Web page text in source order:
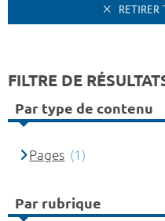
RETIRER
FILTRE DE
Par type de contenu
Pages (1)
Par rubrique